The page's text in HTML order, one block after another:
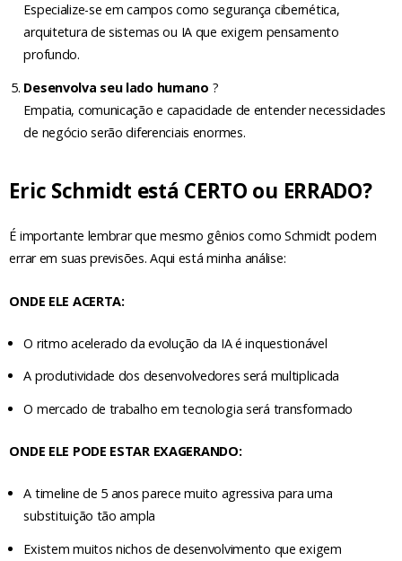
Especialize-se em campos como segurança cibernética,
arquitetura de sistemas ou IA que exigem pensamento
profundo.
Desenvolva seu lado humano ?
Empatia, comunicação e capacidade de entender necessidades
de negócio serão diferenciais enormes.
Eric Schmidt está CERTO ou ERRADO?
É importante lembrar que mesmo gênios como Schmidt podem
errar em suas previsões. Aqui está minha análise:
ONDE ELE ACERTA:
O ritmo acelerado da evolução da IA é inquestionável
A produtividade dos desenvolvedores será multiplicada
O mercado de trabalho em tecnologia será transformado
ONDE ELE PODE ESTAR EXAGERANDO:
A timeline de 5 anos parece muito agressiva para uma
substituição tão ampla
Existem muitos nichos de desenvolvimento que exigem